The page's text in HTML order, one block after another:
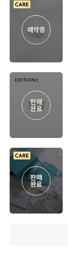
예약중
판매
완료
판매
완료